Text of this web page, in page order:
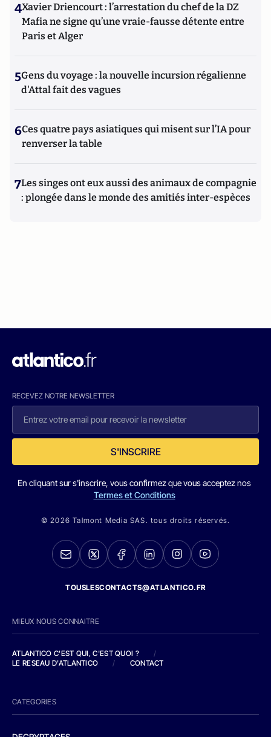
4Xavier Driencourt : l’arrestation du chef de la DZ
Mafia ne signe qu’une vraie-fausse détente entre
Paris et Alger
5Gens du voyage : la nouvelle incursion régalienne
d'Attal fait des vagues
6Ces quatre pays asiatiques qui misent sur l’IA pour
renverser la table
7Les singes ont eux aussi des animaux de compagnie
: plongée dans le monde des amitiés inter-espèces
RECEVEZ NOTRE NEWSLETTER
S'INSCRIRE
En cliquant sur s'inscrire, vous confirmez que vous acceptez nos
Termes et Conditions
© 2026 Talmont Media SAS. tous droits réservés.
TOUSLESCONTACTS@ATLANTICO.FR
MIEUX NOUS CONNAITRE
ATLANTICO C'EST QUI, C'EST QUOI ?
/
LE RESEAU D'ATLANTICO
/ CONTACT
CATEGORIES